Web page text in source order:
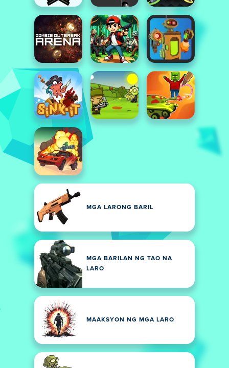
MGA LARONG BARIL
MGA BARILAN NG TAO NA
LARO
MAAKSYON NG MGA LARO